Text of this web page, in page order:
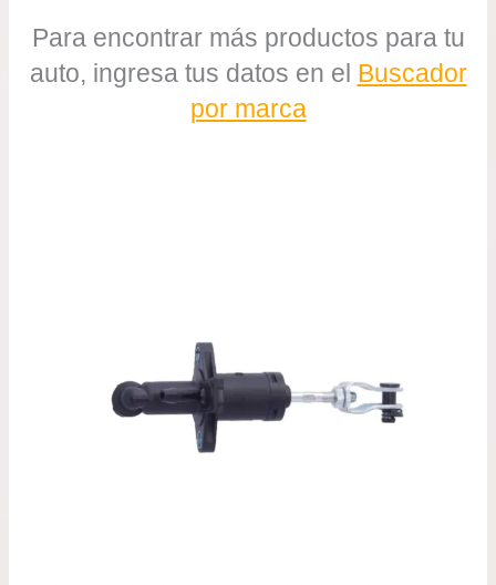
Para encontrar más productos para tu
auto, ingresa tus datos en el Buscador
por marca